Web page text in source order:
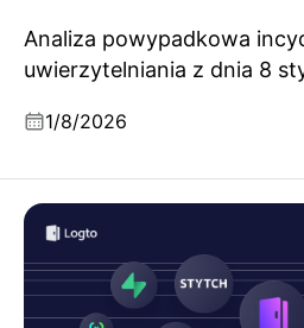
Analiza powypadkowa
uwierzytelniania z dnia 8
1/8/2026
7 najlepszych dostawców
agentom w 2026 roku